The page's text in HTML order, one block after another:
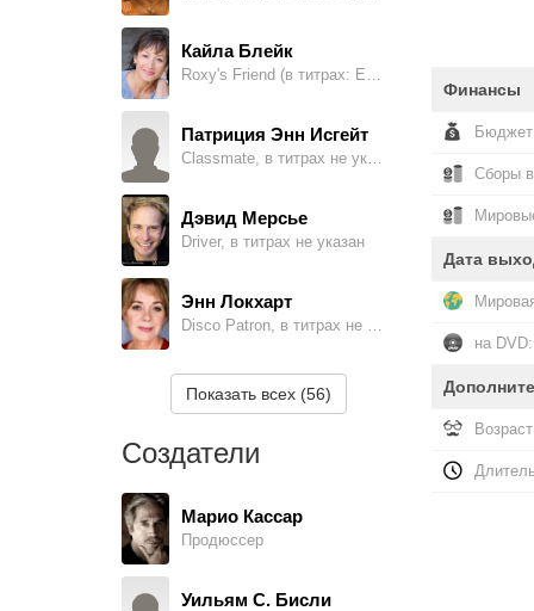
Кайла Блейк
Патриция Энн Исгейт
Дэвид Мерсье
Driver, в титрах не указан
Энн Локхарт
Christa Connor
Дэймон Стаут
Chase Watson
Показать всех (56)
Создатели
Марио Кассар
Продюссер
Уильям С. Бисли
Финансы
Сборы
Дата
на DVD: